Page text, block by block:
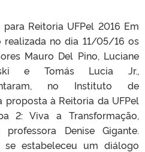
para Reitoria UFPel 2016 Em
realizada no dia 11/05/16 os
Mauro Del Pino, Luciane
e Tomás Lucia Jr.,
no Instituto de
proposta à Reitoria da UFPel
2: Viva a Transformação,
Denise Gigante.
se estabeleceu um diálogo